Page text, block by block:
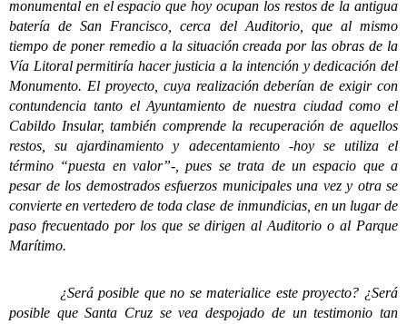
monumental en el espacio que hoy ocupan los restos de la antigua
batería de San Francisco, cerca del Auditorio, que al mismo
tiempo de poner remedio a la situación creada por las obras de la
Vía Litoral permitiría hacer justicia a la intención y dedicación del
Monumento. El proyecto, cuya realización deberían de exigir con
contundencia tanto el Ayuntamiento de nuestra ciudad como el
Cabildo Insular, también comprende la recuperación de aquellos
restos, su ajardinamiento y adecentamiento -hoy se utiliza el
término “puesta en valor”-, pues se trata de un espacio que a
pesar de los demostrados esfuerzos municipales una vez y otra se
convierte en vertedero de toda clase de inmundicias, en un lugar de
paso frecuentado por los que se dirigen al Auditorio o al Parque
Marítimo.
¿Será posible que no se materialice este proyecto? ¿Será
posible que Santa Cruz se vea despojado de un testimonio tan